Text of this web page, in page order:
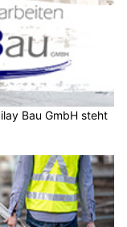
Bau GmbH steht